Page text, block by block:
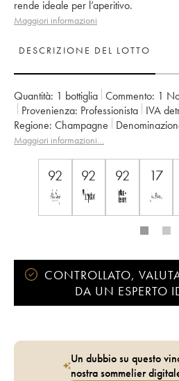
rende ideale per l’aperitivo.
Maggiori informazioni
DESCRIZIONE DEL LOTTO
Quantità: 1 bottiglia Commento: 1
Provenienza:
professionista IVA
Regione:
Champagne
Proprietario: Larmandier-Bernier
Maggiori informazioni…
92 92 92 17
CONTROLLATO,
DA UN ESPERTO
Un dubbio su questo
nostra sommelier